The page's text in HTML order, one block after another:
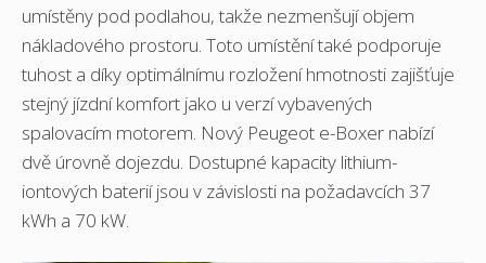
umístěny pod podlahou, takže nezmenšují objem
nákladového prostoru. Toto umístění také podporuje
tuhost a díky optimálnímu rozložení hmotnosti zajišťuje
stejný jízdní komfort jako u verzí vybavených
spalovacím motorem. Nový Peugeot e-Boxer nabízí
dvě úrovně dojezdu. Dostupné kapacity lithium-
iontových baterií jsou v závislosti na požadavcích 37
kWh a 70 kW.